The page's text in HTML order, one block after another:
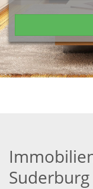
Suderburg